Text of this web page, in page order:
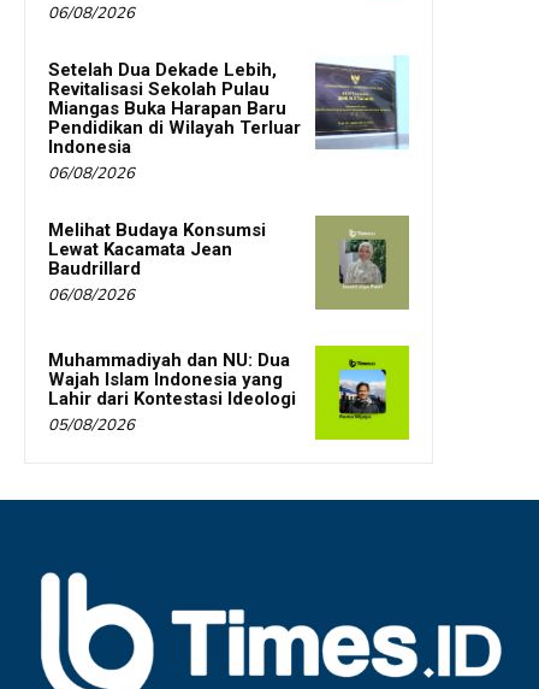
06/08/2026
Setelah Dua Dekade Lebih,
Revitalisasi Sekolah Pulau
Miangas Buka Harapan Baru
Pendidikan di Wilayah Terluar
Indonesia
06/08/2026
Melihat Budaya Konsumsi
Lewat Kacamata Jean
Baudrillard
06/08/2026
Muhammadiyah dan NU: Dua
Wajah Islam Indonesia yang
Lahir dari Kontestasi Ideologi
05/08/2026